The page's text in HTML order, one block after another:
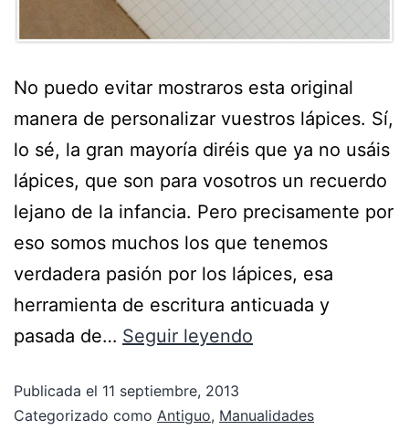
No puedo evitar mostraros esta original
manera de personalizar vuestros lápices. Sí,
lo sé, la gran mayoría diréis que ya no usáis
lápices, que son para vosotros un recuerdo
lejano de la infancia. Pero precisamente por
eso somos muchos los que tenemos
verdadera pasión por los lápices, esa
herramienta de escritura anticuada y
pasada de… Seguir leyendo
Publicada el 11 septiembre, 2013
Categorizado como Antiguo, Manualidades